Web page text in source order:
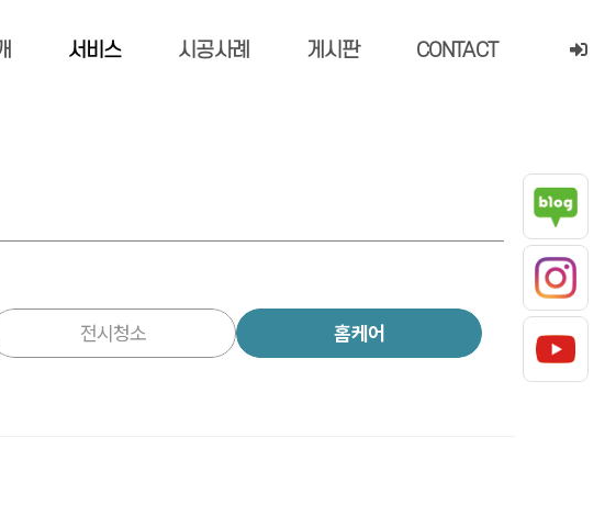
서비스 시공사례 게시판 CONTACT
전시청소 홈케어